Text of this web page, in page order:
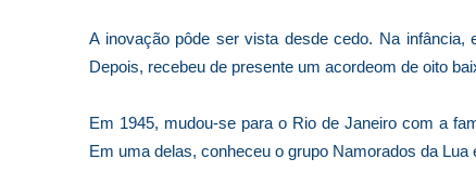
A inovação pôde ser vista desde cedo. Na
Depois, recebeu de presente um acordeom de oito
Em 1945, mudou-se para o Rio de Janeiro com a
Em uma delas, conheceu o grupo Namorados da